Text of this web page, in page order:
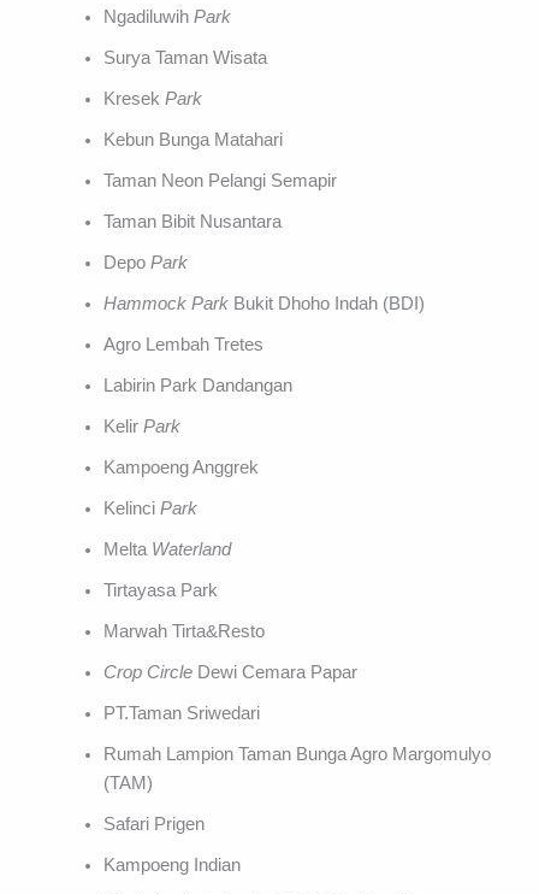
NgadiluwihPark
Surya Taman Wisata
KresekPark
Kebun Bunga Matahari
Taman Neon Pelangi Semapir
Taman Bibit Nusantara
DepoPark
Hammock Park Bukit Dhoho Indah (BDI)
Agro Lembah Tretes
Labirin Park Dandangan
KelirPark
Kampoeng Anggrek
KelinciPark
Melta Waterland
Tirtayasa Park
Marwah Tirta&Resto
Crop Circle Dewi Cemara Papar
PT.Taman Sriwedari
Rumah Lampion Taman Bunga Agro Margomulyo
(TAM)
Safari Prigen
Kampoeng Indian